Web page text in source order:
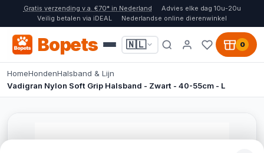
Gratis verzending v.a. €70* in Nederland
Advies elke dag 10u-20u
Veilig betalen via iDEAL
Nederlandse online dierenwinkel
Bopets 🇳🇱 0
HomeHondenHalsband & Lijn
Vadigran Nylon Soft Grip Halsband - Zwart - 40-55cm - L